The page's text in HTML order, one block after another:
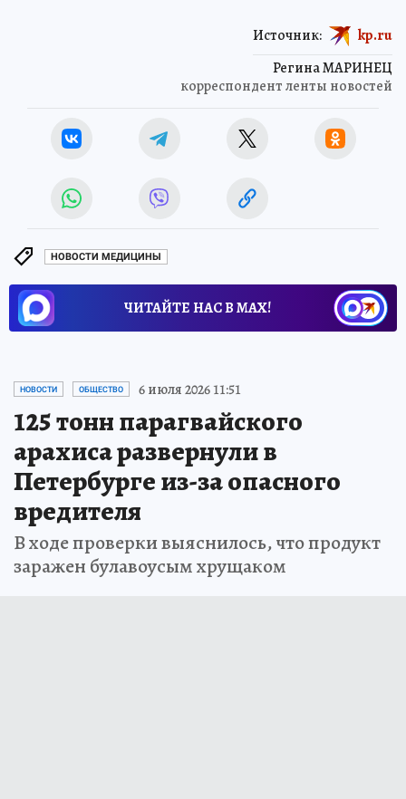
Регина МАРИНЕЦ
корреспондент ленты новостей
Источник: kp.ru
НОВОСТИ МЕДИЦИНЫ
ЧИТАЙТЕ НАС В МАХ!
НОВОСТИ ОБЩЕСТВО 6 июля 2026 11:51
125 тонн парагвайского
арахиса развернули в
Петербурге из-за опасного
вредителя
В ходе проверки выяснилось, что продукт
заражен булавоусым хрущаком